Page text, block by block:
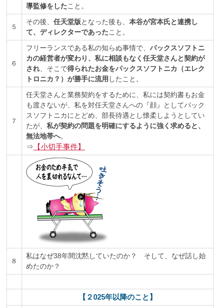
導監修をしたこと。
５
その後、 任天堂版となった後も、 本谷が宮本氏と連携し
て、ディレクターであったこと。
６
フリーランスである私の知らぬ事情で、 パックスソフトニ
カの経営者が変わり、私に相談もなく任天堂さんと契約が
され 、そこで得られたお金をパックスソフトニカ（エレク
トロニカ？）が勝手に流用 したこと 。
７
任天堂さんと業務契約をするために、私には契約書もお金
も渡さないが、私を対任天堂さんへの『顔』としてパック
スソフトニカにとどめ、部長待遇とし懐柔しようとしてい
たが、 私が契約の問題を明確にするように強く求めると、
無法地帯へ。
⇒ 【小切手事件】
８
私はなぜ38年間沈黙していたのか？ そして、なぜ話し始
めたのか？
【２025年以降のこと】